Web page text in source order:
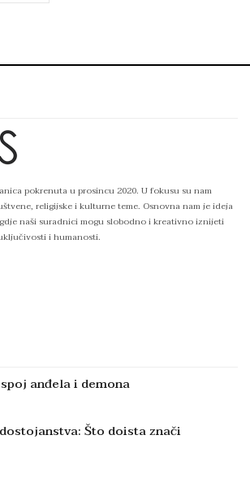
pokrenuta u prosincu 2020. U fokusu su nam
religijske i kulturne teme. Osnovna nam je ideja
naši suradnici mogu slobodno i kreativno iznijeti
i humanosti.
anđela i demona
Što doista znači